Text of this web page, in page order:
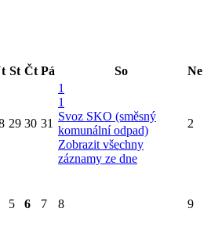
St Čt Pá So Ne
29 30 31
1
1
Svoz SKO (směsný
komunální odpad)
Zobrazit všechny
záznamy ze dne
2
5 6 7 8 9